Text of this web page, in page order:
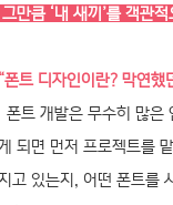
그만큼 ‘내 새끼’를 객관
“폰트 디자인이란? 막연
폰트 개발은 무수히 많은
되면 먼저 프로젝트를
고 있는지, 어떤 폰트를